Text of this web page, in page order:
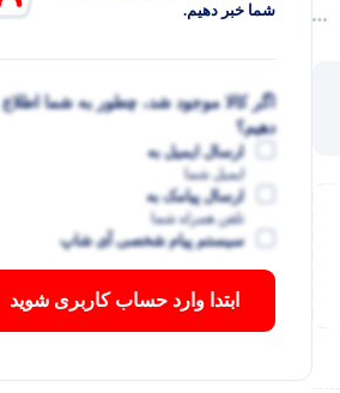
شما خبر دهیم.
اگر کالا موجود شد، چطور به شما اطلاع
دهیم؟
ارسال ایمیل به
ایمیل شما
ارسال پیامک به
تلفن همراه شما
سیستم پیام شخصی آی شاپ
ابتدا وارد حساب کاربری شوید